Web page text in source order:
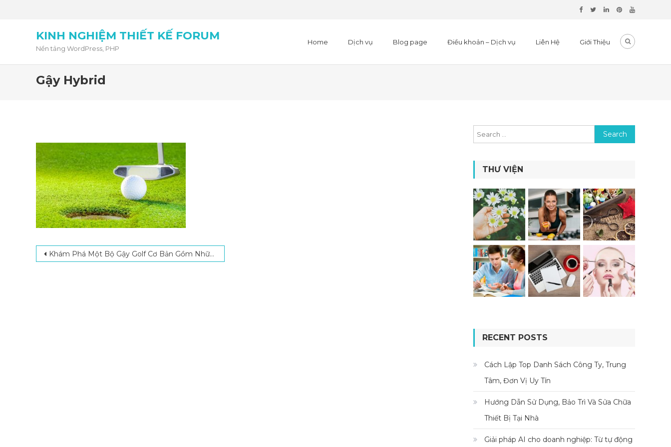
KINH NGHIỆM THIẾT KẾ FORUM
Nền tảng WordPress, PHP
Home Dịch vụ Blog page Điều khoản – Dịch vụ Liên Hệ Giới Thiệu
Gậy Hybrid
Post navigation
Khám Phá Một Bộ Gậy Golf Cơ Bản Gồm Những Gì?
Search for:
THƯ VIỆN
RECENT POSTS
Cách Lập Top Danh Sách Công Ty, Trung
Tâm, Đơn Vị Uy Tín
Hướng Dẫn Sử Dụng, Bảo Trì Và Sửa Chữa
Thiết Bị Tại Nhà
Giải pháp AI cho doanh nghiệp: Từ tự động